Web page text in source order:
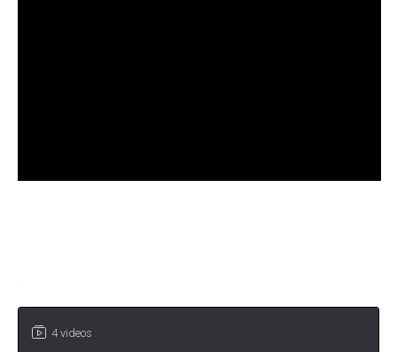
4 videos